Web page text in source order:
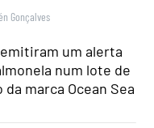
Gonçalves
um alerta
num lote de
marca Ocean Sea